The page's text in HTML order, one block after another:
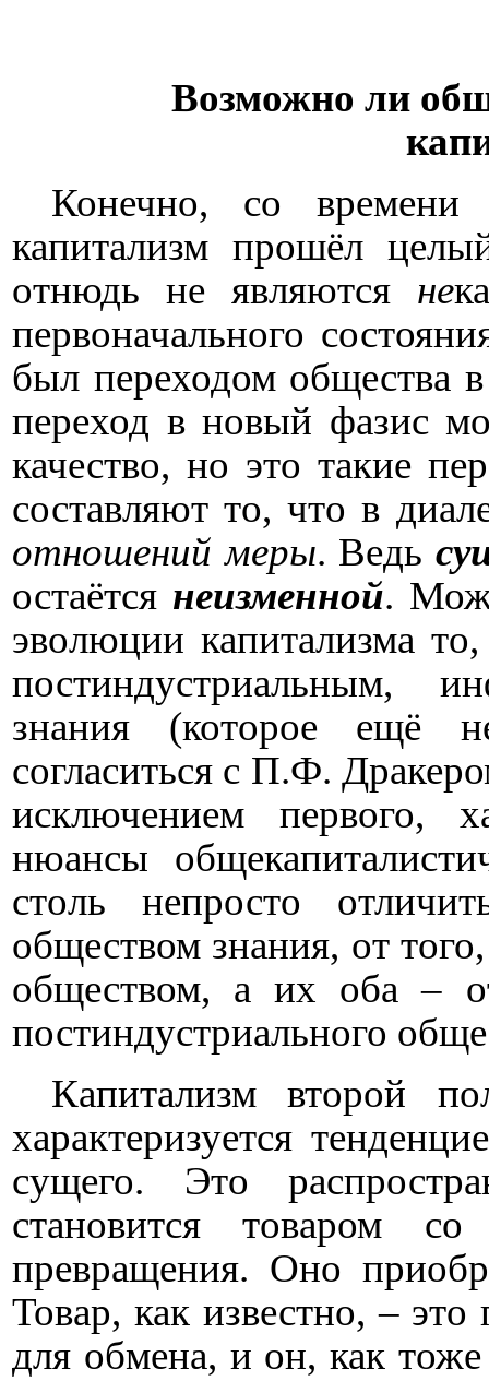
Возможно ли
Конечно, со времени
капитализм прошёл
отнюдь не являются не
первоначального
был переходом общества
переход в новый фазис
качество, но это такие
составляют то, что в
отношений меры. Ведь
остаётся неизменной.
эволюции капитализма
постиндустриальным,
знания (которое ещё
согласиться с П.Ф.
исключением первого,
нюансы
столь непросто
обществом знания, от
обществом, а их оба –
постиндустриального
Капитализм второй
характеризуется
сущего. Это
становится товаром
превращения. Оно
Товар, как известно, –
для обмена, и он, как тоже